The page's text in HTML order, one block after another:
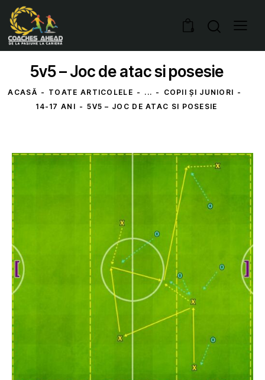
0
5v5 – Joc de atac si posesie
ACASĂ TOATE ARTICOLELE ...
COPII ȘI JUNIORI
14-17 ANI
5V5 – JOC DE ATAC SI POSESIE